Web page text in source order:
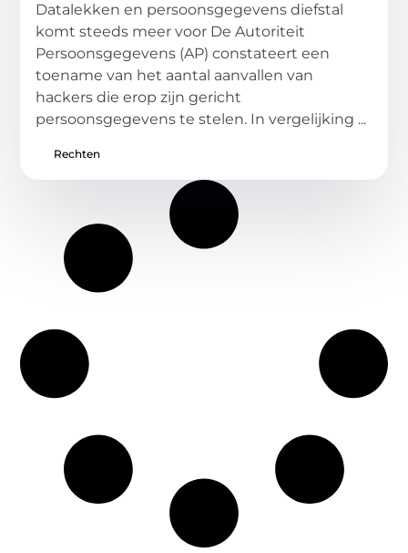
Datalekken en persoonsgegevens diefstal
komt steeds meer voor De Autoriteit
Persoonsgegevens (AP) constateert een
toename van het aantal aanvallen van
hackers die erop zijn gericht
persoonsgegevens te stelen. In vergelijking ...
Rechten